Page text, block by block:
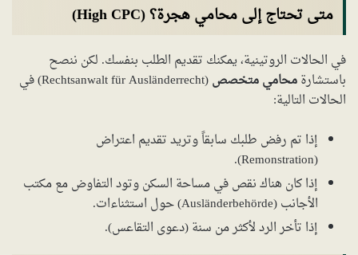
متى تحتاج إلى محامي هجرة؟ (High CPC)
في الحالات الروتينية، يمكنك تقديم الطلب بنفسك. لكن ننصح
باستشارةمحامي متخصص
(Rechtsanwalt für Ausländerrecht) في
الحالات التالية:
إذا تم رفض طلبك سابقاً وتريد تقديم اعتراض
(Remonstration).
إذا كان هناك نقص في مساحة السكن وتود التفاوض مع مكتب
الأجانب (Ausländerbehörde) حول استثناءات.
إذا تأخر الرد لأكثر من سنة (دعوى التقاعس).